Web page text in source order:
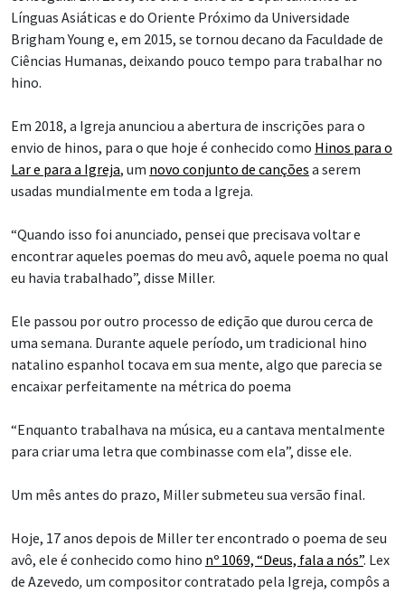
Línguas Asiáticas e do Oriente Próximo da Universidade
Brigham Young e, em 2015, se tornou decano da Faculdade de
Ciências Humanas, deixando pouco tempo para trabalhar no
hino.
Em 2018, a Igreja anunciou a abertura de inscrições para o
envio de hinos, para o que hoje é conhecido como Hinos para o
Lar e para a Igreja, um novo conjunto de canções a serem
usadas mundialmente em toda a Igreja.
“Quando isso foi anunciado, pensei que precisava voltar e
encontrar aqueles poemas do meu avô, aquele poema no qual
eu havia trabalhado”, disse Miller.
Ele passou por outro processo de edição que durou cerca de
uma semana. Durante aquele período, um tradicional hino
natalino espanhol tocava em sua mente, algo que parecia se
encaixar perfeitamente na métrica do poema
“Enquanto trabalhava na música, eu a cantava mentalmente
para criar uma letra que combinasse com ela”, disse ele.
Um mês antes do prazo, Miller submeteu sua versão final.
Hoje, 17 anos depois de Miller ter encontrado o poema de seu
avô, ele é conhecido como hino nº 1069, “Deus, fala a nós”. Lex
de Azevedo, um compositor contratado pela Igreja, compôs a